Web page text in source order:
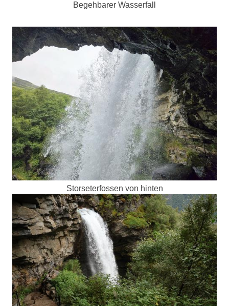
Begehbarer Wasserfall
Storseterfossen von hinten